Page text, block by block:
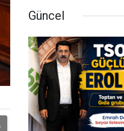
Güncel